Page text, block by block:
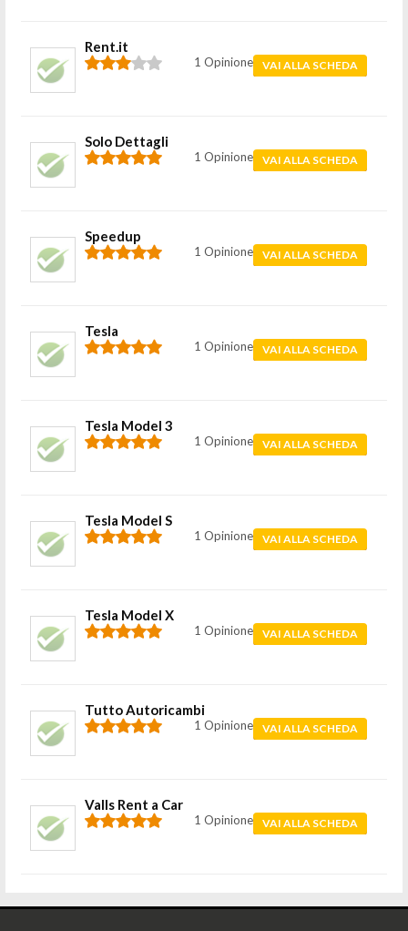
Rent.it
1 Opinione VAI ALLA SCHEDA
Solo Dettagli
1 Opinione VAI ALLA SCHEDA
Speedup
1 Opinione VAI ALLA SCHEDA
Tesla
1 Opinione VAI ALLA SCHEDA
Tesla Model 3
1 Opinione VAI ALLA SCHEDA
Tesla Model S
1 Opinione VAI ALLA SCHEDA
Tesla Model X
1 Opinione VAI ALLA SCHEDA
Tutto Autoricambi
1 Opinione VAI ALLA SCHEDA
Valls Rent a Car
1 Opinione VAI ALLA SCHEDA